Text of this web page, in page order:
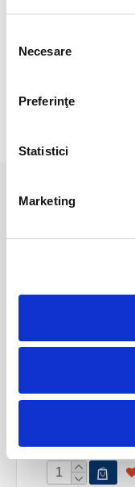
consimțământului
Necesare
Preferinţe
Statistici
Marketing
Culoarea poate diferi
Super seven (